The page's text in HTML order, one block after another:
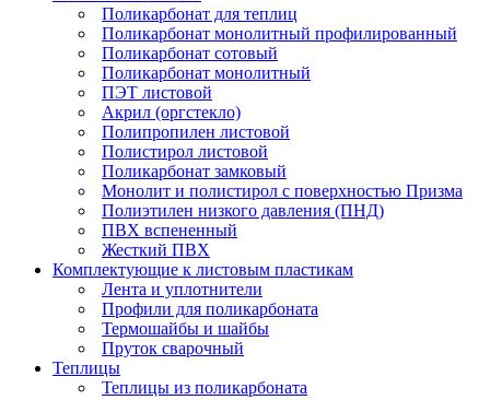
Поликарбонат для теплиц
Поликарбонат монолитный профилированный
Поликарбонат сотовый
Поликарбонат монолитный
ПЭТ листовой
Акрил (оргстекло)
Полипропилен листовой
Полистирол листовой
Поликарбонат замковый
Монолит и полистирол с поверхностью Призма
Полиэтилен низкого давления (ПНД)
ПВХ вспененный
Жесткий ПВХ
Комплектующие к листовым пластикам
Лента и уплотнители
Профили для поликарбоната
Термошайбы и шайбы
Пруток сварочный
Теплицы
Теплицы из поликарбоната